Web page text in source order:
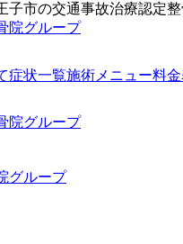
子市の交通事故治療認定
症状一覧施術メニュー料
グループ